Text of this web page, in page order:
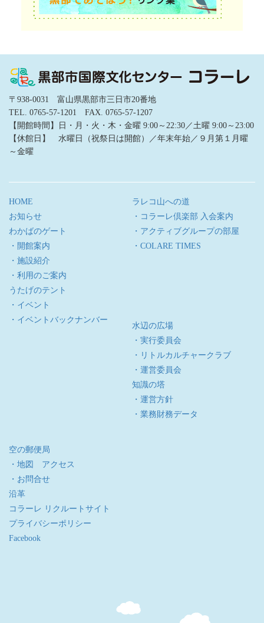
〒938-0031 富山県黒部市三日市20番地
TEL. 0765-57-1201 FAX. 0765-57-1207
【開館時間】日・月・火・木・金曜 9:00～22:30／土曜 9:00～23:00
【休館日】 水曜日（祝祭日は開館）／年末年始／９月第１月曜
～金曜
HOME
お知らせ
わかばのゲート
・開館案内
・施設紹介
・利用のご案内
うたげのテント
・イベント
・イベントバックナンバー
ラレコ山への道
・コラーレ倶楽部 入会案内
・アクティブグループの部屋
・COLARE TIMES
水辺の広場
・実行委員会
・リトルカルチャークラブ
・運営委員会
知識の塔
・運営方針
・業務財務データ
空の郵便局
・地図 アクセス
・お問合せ
沿革
コラーレ リクルートサイト
プライバシーポリシー
Facebook